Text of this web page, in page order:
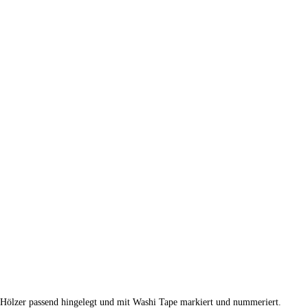
passend hingelegt und mit Washi Tape markiert und nummeriert.